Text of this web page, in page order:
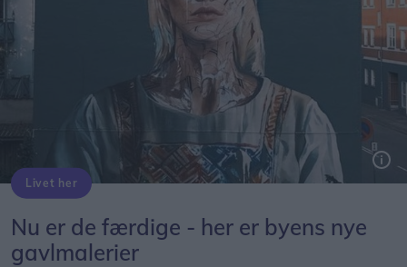
Livet her
Nu er de færdige - her er byens nye
gavlmalerier